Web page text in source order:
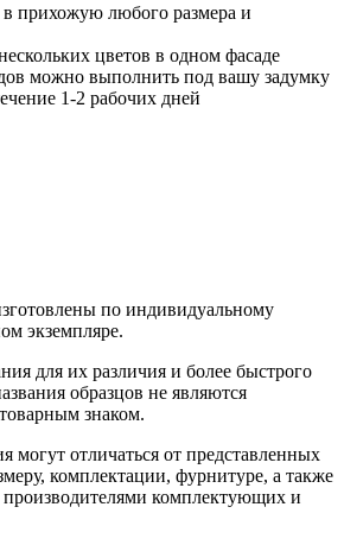
прихожую любого размера и
цветов в одном фасаде
можно выполнить под вашу задумку
1-2 рабочих дней
по индивидуальному
экземпляре.
для их различия и более быстрого
образцов не являются
знаком.
могут отличаться от представленных
комплектации, фурнитуре, а также
комплектующих и